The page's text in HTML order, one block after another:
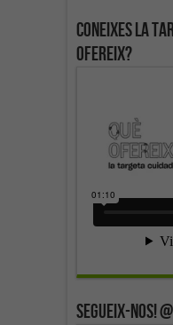
Coneixes la
ofereix?
SEGUEIX-